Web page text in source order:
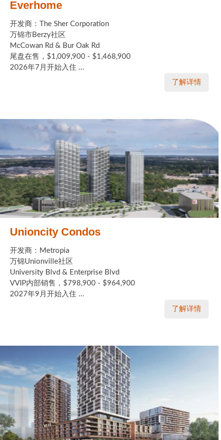
Everhome
开发商：The Sher Corporation
万锦市Berzy社区
McCowan Rd & Bur Oak Rd
尾盘在售，$1,009,900 - $1,468,900
2026年7月开始入住 ...
了解详情
Unioncity Condos
开发商：Metropia
万锦Unionville社区
University Blvd & Enterprise Blvd
VVIP内部销售，$798,900 - $964,900
2027年9月开始入住 ...
了解详情